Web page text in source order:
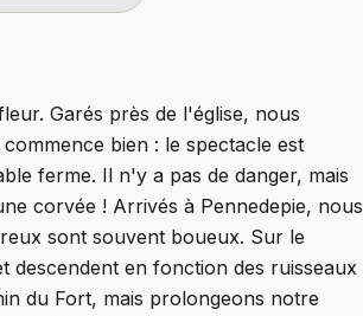
Garés près de l'église, nous
bien : le spectacle est
ferme. Il n'y a pas de danger, mais
corvée ! Arrivés à Pennedepie, nous
sont souvent boueux. Sur le
descendent en fonction des ruisseaux
du Fort, mais prolongeons notre